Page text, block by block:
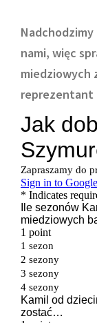
Nadchodzimy
nami, więc
miedziowych
reprezentant